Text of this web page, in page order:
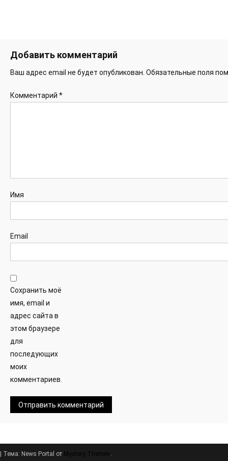
Добавить комментарий
Ваш адрес email не будет опубликован. Обязательные поля
Комментарий *
Имя
Email
Сохранить моё
имя, email и
адрес сайта в
этом браузере
для
последующих
моих
комментариев.
Тема: News Portal от Mystery Themes .